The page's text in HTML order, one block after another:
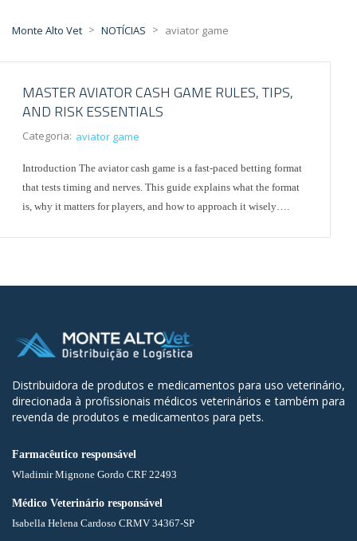
Monte Alto Vet > NOTÍCIAS > aviator game
MASTER AVIATOR CASH GAME RULES, TIPS,
AND RISK ESSENTIALS
Categoria: aviator game
Introduction The aviator cash game is a fast-paced betting format
that tests timing and nerves. This guide explains what the format
is, why it matters for players, and how to approach it wisely….
Distribuidora de produtos e medicamentos para uso veterinário,
direcionada à profissionais médicos veterinários e também para
revenda de produtos e medicamentos para pets.
Farmacêutico responsável
Wladimir Mignone Gordo CRF 22493
Médico Veterinário responsável
Isabella Helena Cardoso CRMV 34367-SP